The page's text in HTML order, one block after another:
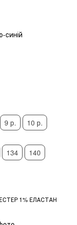
синій
9 р. 10 р.
134 140
1% ЕЛАСТАН